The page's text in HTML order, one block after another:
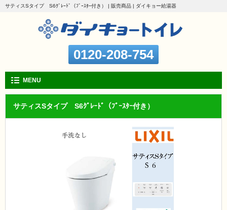
サティスSタイプ S6ｸﾞﾚｰﾄﾞ（ﾌﾞｰｽﾀｰ付き） | 販売商品 | ダイキョー給湯器
0120-208-754
MENU
サティスSタイプ S6ｸﾞﾚｰﾄﾞ（ﾌﾞｰｽﾀｰ付き）